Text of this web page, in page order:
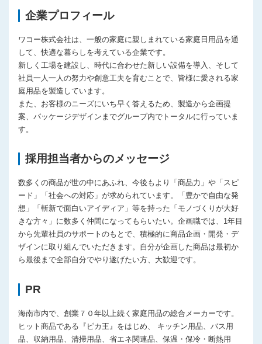
企業プロフィール
ワコー株式会社は、一般の家庭に親しまれている家庭日用品を通
して、快適な暮らしを考えている企業です。
新しく工場を建設し、時代に合わせた新しい設備を導入、そして
社員一人一人の努力や創意工夫を育むことで、皆様に愛される家
庭用品を製造しています。
また、お客様のニーズにいち早く答えるため、製造から企画提
案、パッケージデザインまでグループ内でトータルに行っていま
す。
採用担当者からのメッセージ
数多くの商品が世の中にあふれ、今後もより「商品力」や「スピ
ード」「社会への対応」が求められています。「豊かで自由な発
想」「斬新で面白いアイディア」等を持った「モノづくりが大好
きな方々」に数多く仲間になってもらいたい。企画職では、1年目
から先輩社員のサポートのもとで、積極的に商品企画・開発・デ
ザインに取り組んでいただきます。自分が企画した商品は最初か
ら最後まで全部自分でやり遂げたい方、大歓迎です。
PR
海南市内で、創業７０年以上続く家庭用品の総合メーカーです。
ヒット商品である『ピカ王』をはじめ、 キッチン用品、バス用
品、収納用品、清掃用品、省エネ関連品、保温・保冷・断熱用